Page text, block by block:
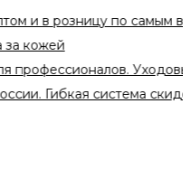
по самым выгодным
Уходовые
система скидок при